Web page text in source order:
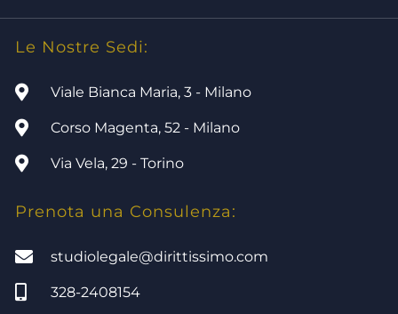
Le Nostre Sedi:
Viale Bianca Maria, 3 - Milano
Corso Magenta, 52 - Milano
Via Vela, 29 - Torino
Prenota una Consulenza:
studiolegale@dirittissimo.com
328-2408154